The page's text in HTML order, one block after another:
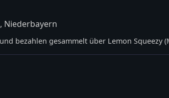
Niederbayern
bezahlen gesammelt über Lemon